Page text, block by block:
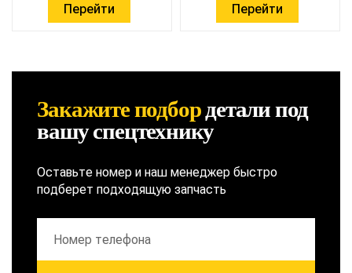
Перейти Перейти
Закажите подбордеталипод
вашу спецтехнику
Оставьте номер и наш менеджер быстро
подберет подходящую запчасть